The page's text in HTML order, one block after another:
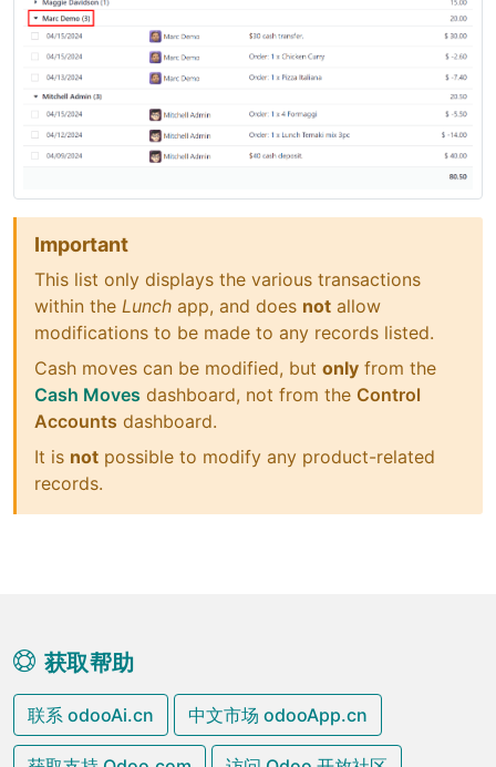
Important
This list only displays the various transactions
within the Lunch app, and does not allow
modifications to be made to any records listed.
Cash moves can be modified, but only from the
Cash Moves dashboard, not from the Control
Accounts dashboard.
It is not possible to modify any product-related
records.
获取帮助
联系 odooAi.cn 中文市场 odooApp.cn